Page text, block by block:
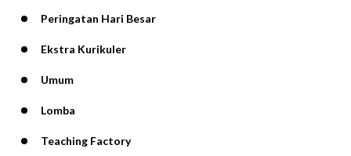
Peringatan Hari Besar
Ekstra Kurikuler
Umum
Lomba
Teaching Factory